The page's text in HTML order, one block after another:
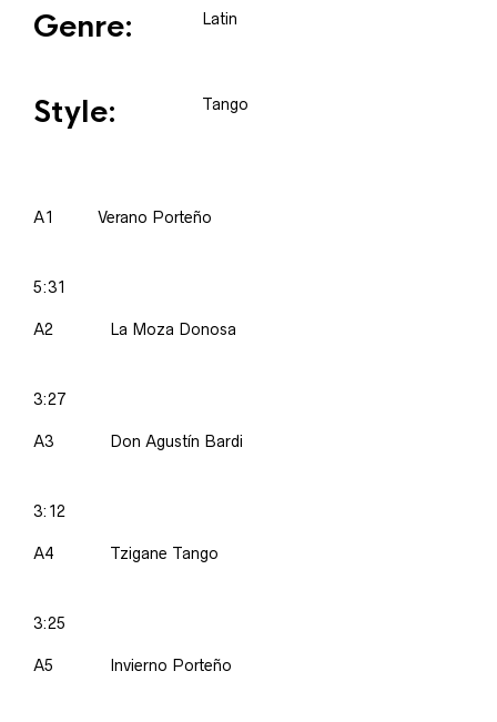
Genre: Latin
Style: Tango
A1 Verano Porteño
5:31
A2 La Moza Donosa
3:27
A3 Don Agustín Bardi
3:12
A4 Tzigane Tango
3:25
A5 Invierno Porteño